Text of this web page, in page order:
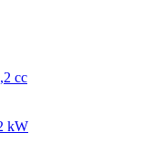
cc
kW